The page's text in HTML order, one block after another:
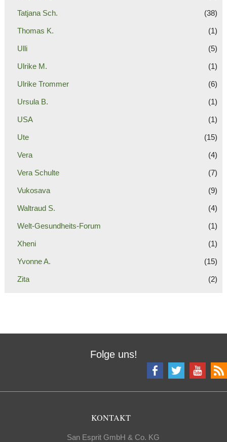
Tatjana Sch. (38)
Thomas K. (1)
Ulli (5)
Ulrike M. (1)
Ulrike Trommer (6)
Ursula B. (1)
USA (1)
Ute (15)
Vera (4)
Vera Schulte (7)
Vukosava (9)
Waltraud S. (4)
Welt-Gesundheits-Forum (1)
Xheni (1)
Yvonne A. (15)
Zita (2)
Folge uns!
KONTAKT
San Esprit GmbH & Co. KG